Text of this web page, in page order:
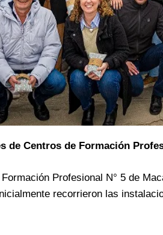
de Centros de Formación
Profesional N° 5 de
recorrieron las